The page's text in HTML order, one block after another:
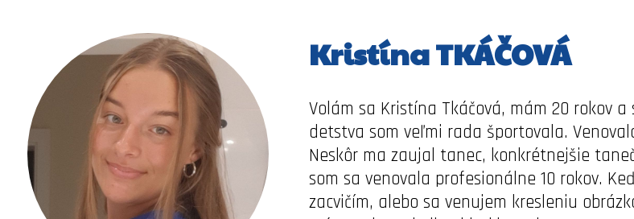
Kristína TKÁČOVÁ
Volám sa Kristína Tkáčová, mám 20 rokov
detstva som veľmi rada športovala.
Neskôr ma zaujal tanec, konkrétnejšie
som sa venovala profesionálne 10 rokov.
zacvičím, alebo sa venujem kresleniu